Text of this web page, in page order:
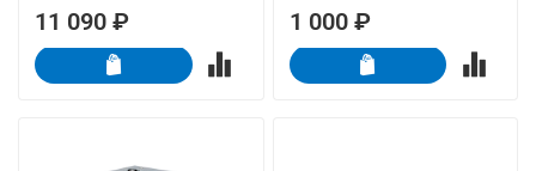
11 090 ₽ 1 000 ₽